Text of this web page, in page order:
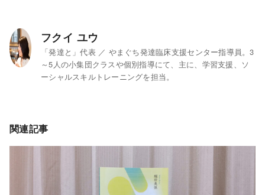
フクイ ユウ
「発達と」代表 ／ やまぐち発達臨床支援センター指導員。3
～5人の小集団クラスや個別指導にて、主に、学習支援、ソ
ーシャルスキルトレーニングを担当。
関連記事